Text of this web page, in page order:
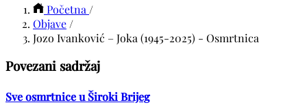
Početna /
Objave /
Jozo Ivanković – Joka (1945-2025) - Osmrtnica
Povezani sadržaj
Sve osmrtnice u Široki Brijeg